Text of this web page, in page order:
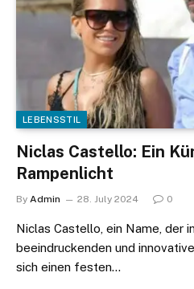
LEBENSSTIL
Niclas Castello: Ein
Rampenlicht
By Admin 28. July 2024 0
Niclas Castello, ein Name, der
beeindruckenden und
sich einen festen…